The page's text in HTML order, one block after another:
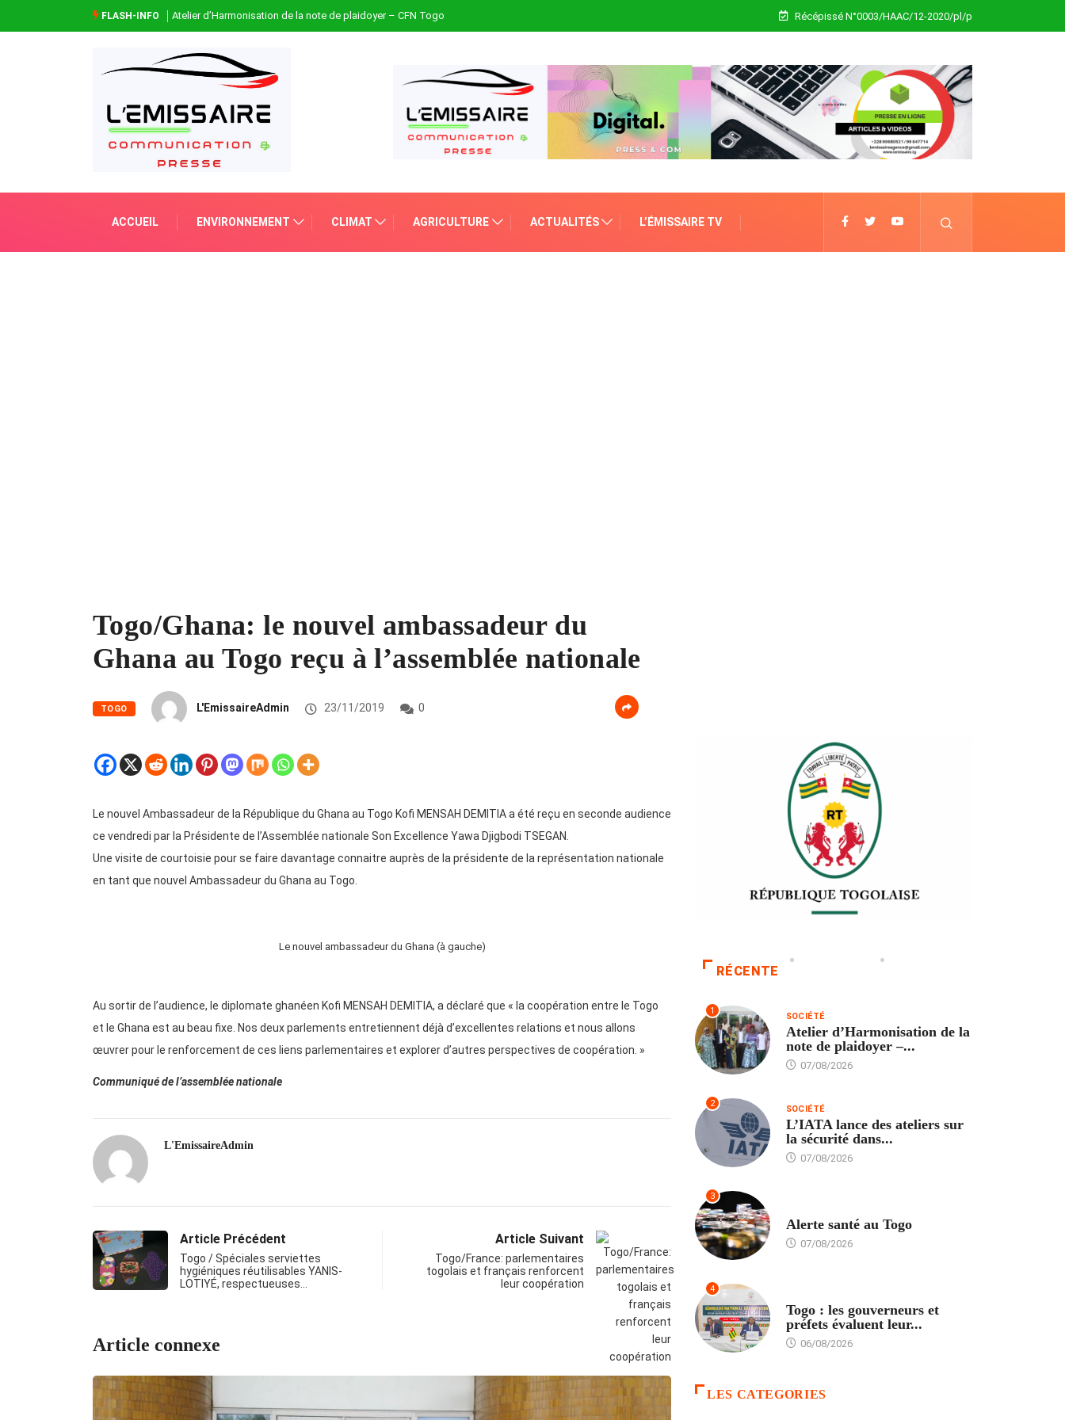
FLASH-INFO Atelier d’Harmonisation de la note de plaidoyer – CFN Togo Récépissé N°0003/HAAC/12-2020/pl/p
ACCUEIL ENVIRONNEMENT CLIMAT AGRICULTURE ACTUALITÉS L’ÉMISSAIRE TV
Togo/Ghana: le nouvel ambassadeur du
Ghana au Togo reçu à l’assemblée nationale
TOGO L'EmissaireAdmin 23/11/2019 0
Le nouvel Ambassadeur de la République du Ghana au Togo Kofi MENSAH DEMITIA a été reçu en seconde audience
ce vendredi par la Présidente de l’Assemblée nationale Son Excellence Yawa Djigbodi TSEGAN.
Une visite de courtoisie pour se faire davantage connaitre auprès de la présidente de la représentation nationale
en tant que nouvel Ambassadeur du Ghana au Togo.
Le nouvel ambassadeur du Ghana (à gauche)
Au sortir de l’audience, le diplomate ghanéen Kofi MENSAH DEMITIA, a déclaré que « la coopération entre le Togo
et le Ghana est au beau fixe. Nos deux parlements entretiennent déjà d’excellentes relations et nous allons
œuvrer pour le renforcement de ces liens parlementaires et explorer d’autres perspectives de coopération. »
Communiqué de l’assemblée nationale
L'EmissaireAdmin
Article Précédent
Togo / Spéciales serviettes
hygiéniques réutilisables YANIS-
LOTIYÉ, respectueuses…
Article Suivant
Togo/France: parlementaires
togolais et français renforcent
leur coopération
Article connexe
RÉCENTE
1 SOCIÉTÉ
Atelier d’Harmonisation de la
note de plaidoyer –...
07/08/2026
2 SOCIÉTÉ
L’IATA lance des ateliers sur
la sécurité dans...
07/08/2026
3
Alerte santé au Togo
07/08/2026
4
Togo : les gouverneurs et
préfets évaluent leur...
06/08/2026
LES CATEGORIES